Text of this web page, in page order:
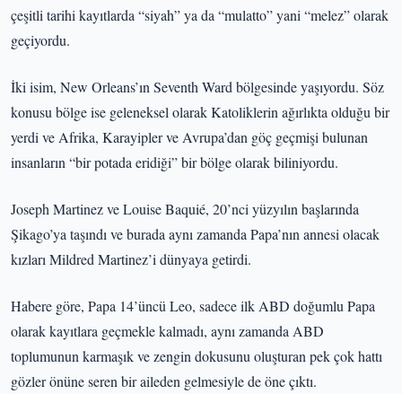
çeşitli tarihi kayıtlarda “siyah” ya da “mulatto” yani “melez” olarak
geçiyordu.
İki isim, New Orleans’ın Seventh Ward bölgesinde yaşıyordu. Söz
konusu bölge ise geleneksel olarak Katoliklerin ağırlıkta olduğu bir
yerdi ve Afrika, Karayipler ve Avrupa’dan göç geçmişi bulunan
insanların “bir potada eridiği” bir bölge olarak biliniyordu.
Joseph Martinez ve Louise Baquié, 20’nci yüzyılın başlarında
Şikago’ya taşındı ve burada aynı zamanda Papa’nın annesi olacak
kızları Mildred Martinez’i dünyaya getirdi.
Habere göre, Papa 14’üncü Leo, sadece ilk ABD doğumlu Papa
olarak kayıtlara geçmekle kalmadı, aynı zamanda ABD
toplumunun karmaşık ve zengin dokusunu oluşturan pek çok hattı
gözler önüne seren bir aileden gelmesiyle de öne çıktı.